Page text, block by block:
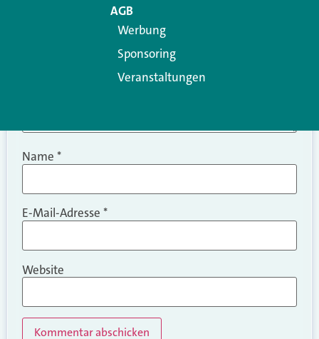
Name *
E-Mail-Adresse *
Website
AGB
Werbung
Sponsoring
Veranstaltungen